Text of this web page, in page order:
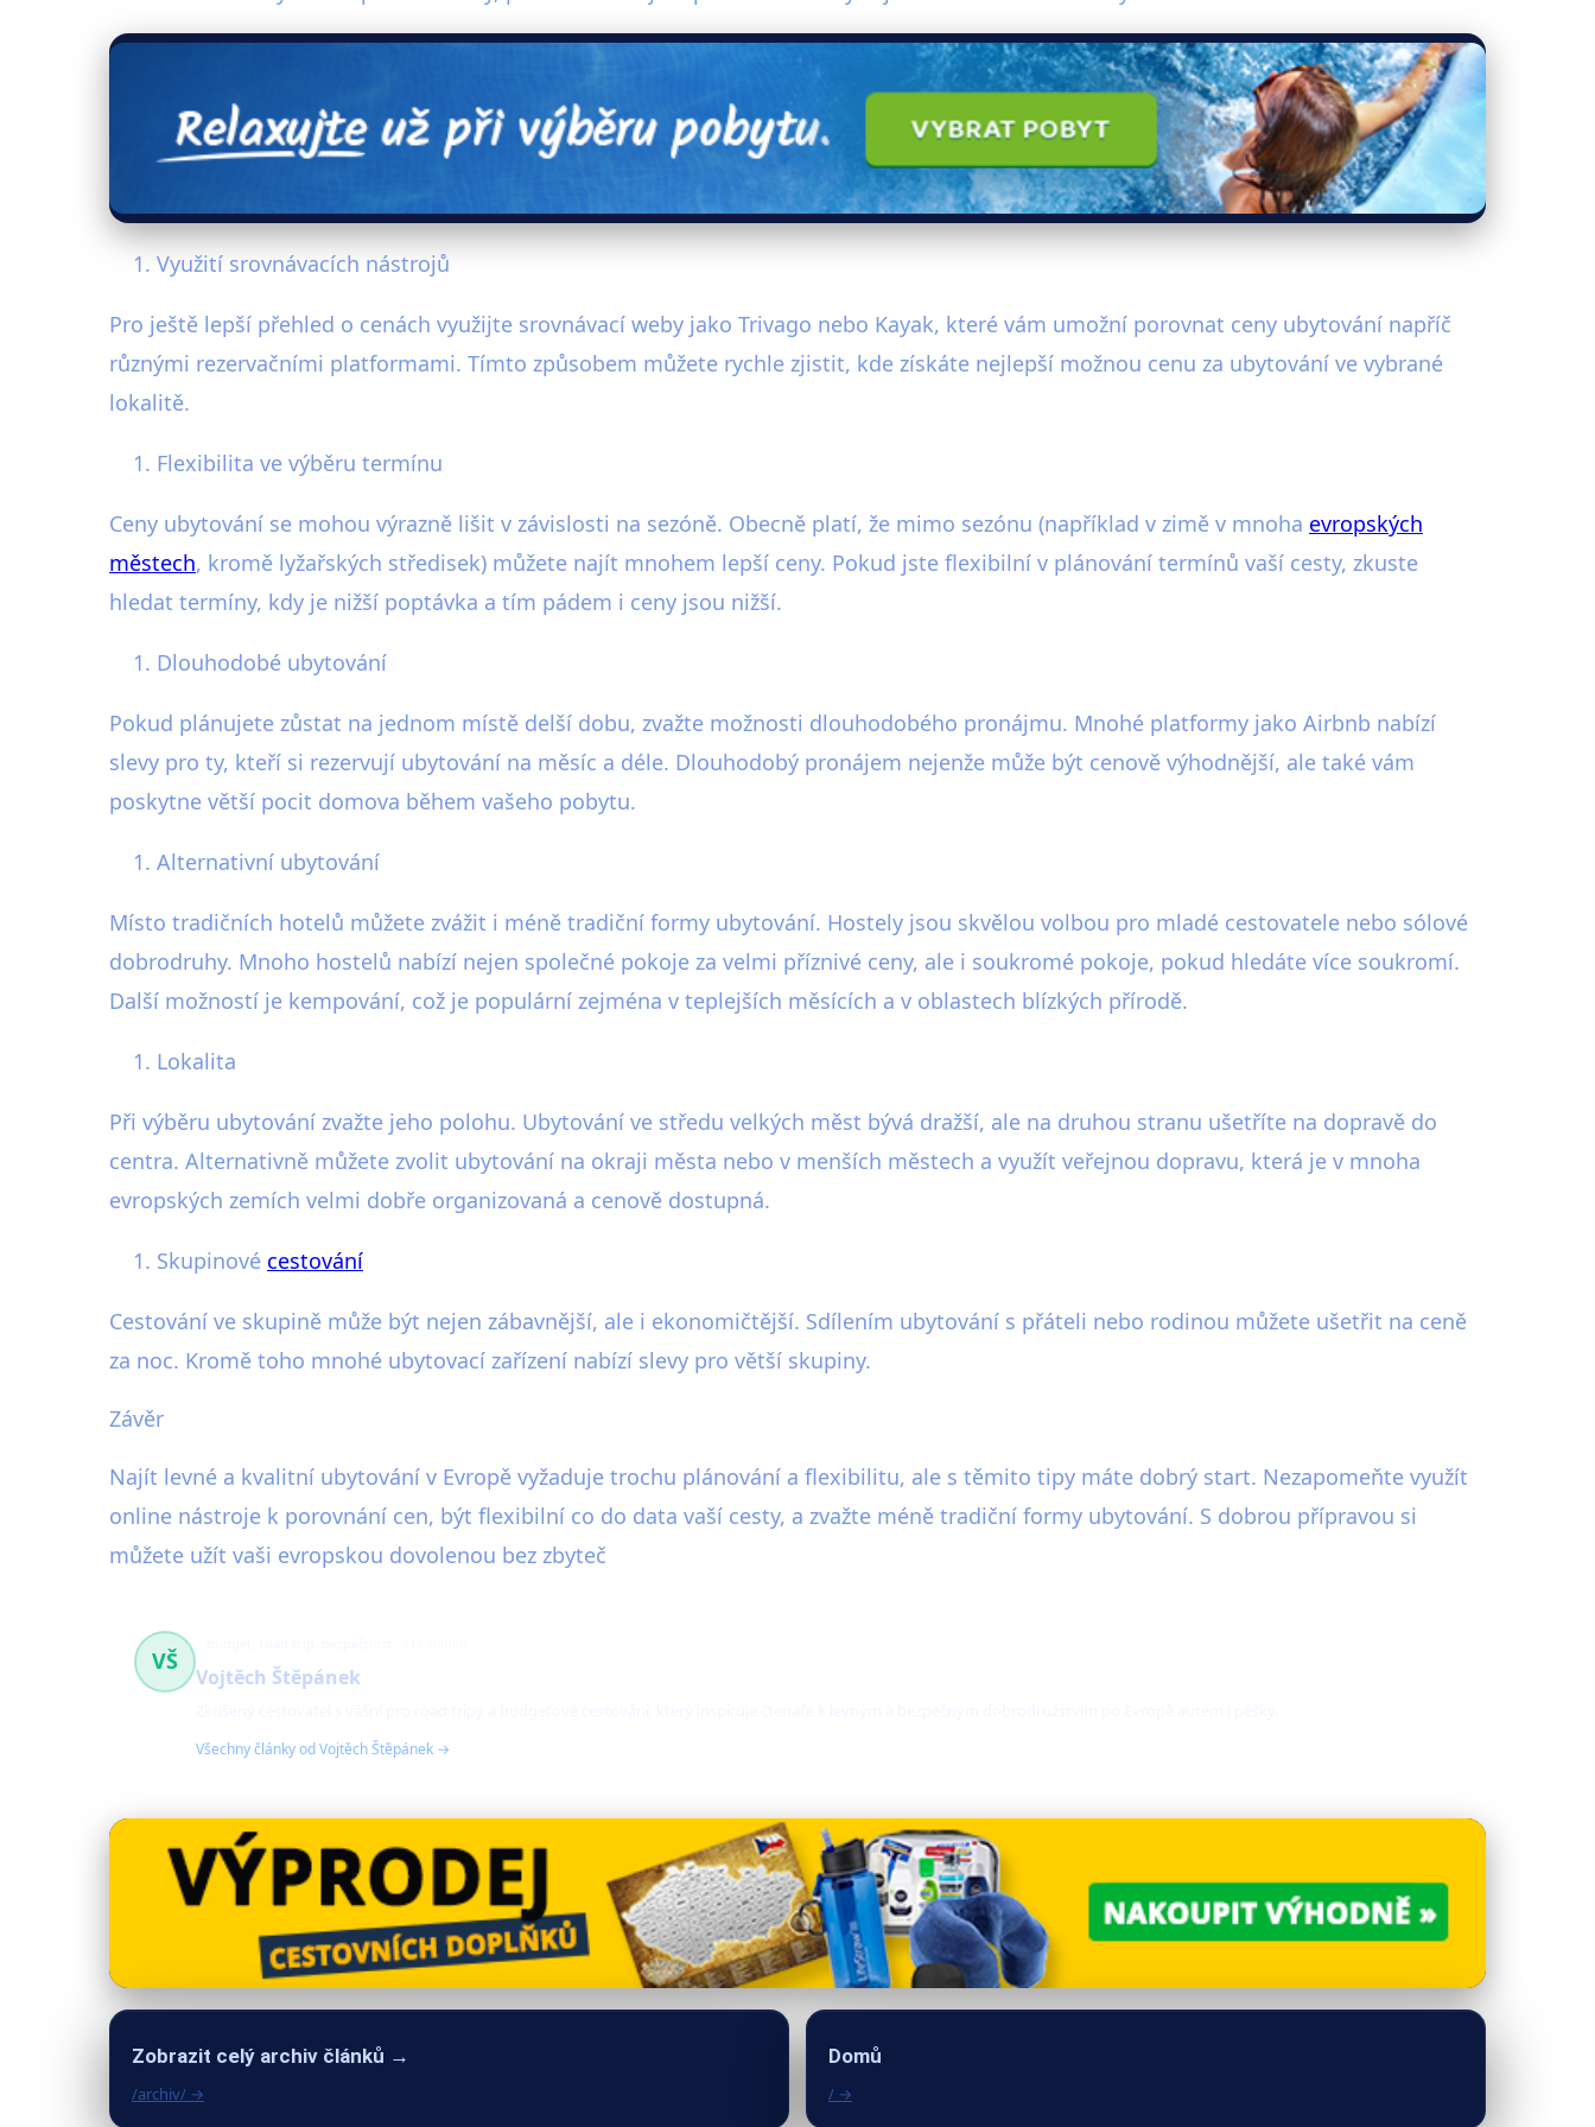
Využití srovnávacích nástrojů
Pro ještě lepší přehled o cenách využijte srovnávací weby jako Trivago nebo Kayak, které vám umožní porovnat ceny ubytování napříč
různými rezervačními platformami. Tímto způsobem můžete rychle zjistit, kde získáte nejlepší možnou cenu za ubytování ve vybrané
lokalitě.
Flexibilita ve výběru termínu
Ceny ubytování se mohou výrazně lišit v závislosti na sezóně. Obecně platí, že mimo sezónu (například v zimě v mnoha evropských
městech, kromě lyžařských středisek) můžete najít mnohem lepší ceny. Pokud jste flexibilní v plánování termínů vaší cesty, zkuste
hledat termíny, kdy je nižší poptávka a tím pádem i ceny jsou nižší.
Dlouhodobé ubytování
Pokud plánujete zůstat na jednom místě delší dobu, zvažte možnosti dlouhodobého pronájmu. Mnohé platformy jako Airbnb nabízí
slevy pro ty, kteří si rezervují ubytování na měsíc a déle. Dlouhodobý pronájem nejenže může být cenově výhodnější, ale také vám
poskytne větší pocit domova během vašeho pobytu.
Alternativní ubytování
Místo tradičních hotelů můžete zvážit i méně tradiční formy ubytování. Hostely jsou skvělou volbou pro mladé cestovatele nebo sólové
dobrodruhy. Mnoho hostelů nabízí nejen společné pokoje za velmi příznivé ceny, ale i soukromé pokoje, pokud hledáte více soukromí.
Další možností je kempování, což je populární zejména v teplejších měsících a v oblastech blízkých přírodě.
Lokalita
Při výběru ubytování zvažte jeho polohu. Ubytování ve středu velkých měst bývá dražší, ale na druhou stranu ušetříte na dopravě do
centra. Alternativně můžete zvolit ubytování na okraji města nebo v menších městech a využít veřejnou dopravu, která je v mnoha
evropských zemích velmi dobře organizovaná a cenově dostupná.
Skupinové cestování
Cestování ve skupině může být nejen zábavnější, ale i ekonomičtější. Sdílením ubytování s přáteli nebo rodinou můžete ušetřit na ceně
za noc. Kromě toho mnohé ubytovací zařízení nabízí slevy pro větší skupiny.
Závěr
Najít levné a kvalitní ubytování v Evropě vyžaduje trochu plánování a flexibilitu, ale s těmito tipy máte dobrý start. Nezapomeňte využít
online nástroje k porovnání cen, být flexibilní co do data vaší cesty, a zvažte méně tradiční formy ubytování. S dobrou přípravou si
můžete užít vaši evropskou dovolenou bez zbyteč
VŠ
Vojtěch Štěpánek
Všechny články od Vojtěch Štěpánek →
Zobrazit celý archiv článků →
/archiv/ →
Domů
/ →